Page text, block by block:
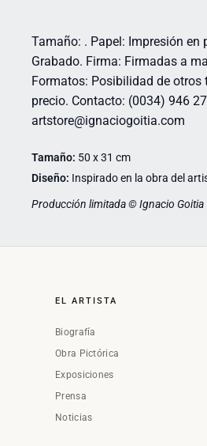
Tamaño: . Papel: Impresión en
Grabado. Firma: Firmadas a
Formatos: Posibilidad de otros
precio. Contacto: (0034) 946
artstore@ignaciogoitia.com
Tamaño: 50 x 31 cm
Diseño: Inspirado en la obra del
Producción limitada © Ignacio Goitia
EL ARTISTA
Biografía
Obra Pictórica
Exposiciones
Prensa
Noticias